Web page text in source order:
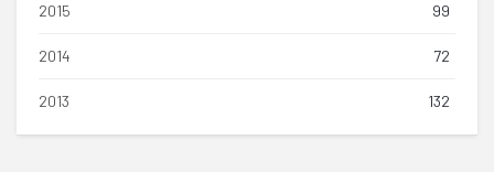
2015 99
2014 72
2013 132